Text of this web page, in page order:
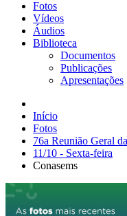
Fotos
Vídeos
Áudios
Biblioteca
Documentos
Publicações
Apresentações
Início
Fotos
76a Reunião Geral
11/10 - Sexta-feira
Conasems